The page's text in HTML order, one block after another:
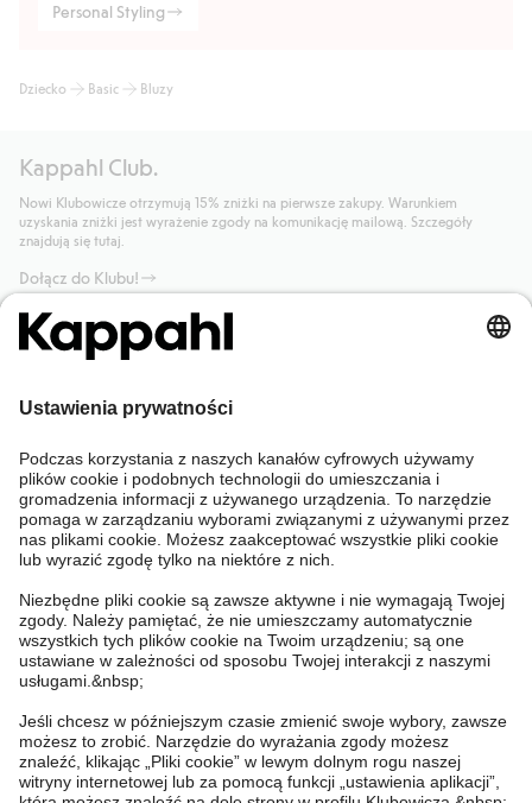
Personal Styling
Dziecko Basic Bluzy
Kappahl Club.
Nowi Klubowicze otrzymują 15% zniżki na pierwsze zakupy. Warunkiem
uzyskania zniżki jest wyrażenie zgody na komunikację mailową. Szczegóły
znajdują się tutaj.
Dołącz do Klubu!
Potrzebujesz pomocy?
Sklep internetowy
Częste pytania
Twoje zamówienie
Skontaktuj się z nami
Znajdź sklep
Kappahl Club
Mój profil
Kappahl Club
Warunki członkostwa
O nas
O Kappahl Group
Zrównoważony rozwój
Praca u nas
Warunki i zasady
Ogólne warunki zakupu
Więcej od nas